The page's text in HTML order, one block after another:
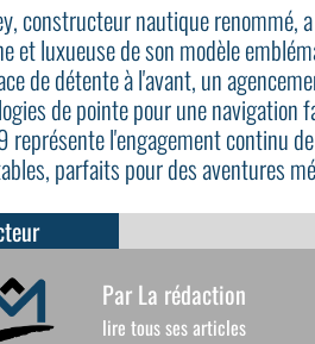
constructeur nautique renommé,
et luxueuse de son modèle
de détente à l'avant, un
de pointe pour une navigation
représente l'engagement continu
parfaits pour des aventures
Par La rédaction
lire tous ses articles